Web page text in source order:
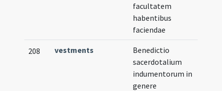
facultatem
habentibus
faciendae
208 vestments
Benedictio
sacerdotalium
indumentorum in
genere